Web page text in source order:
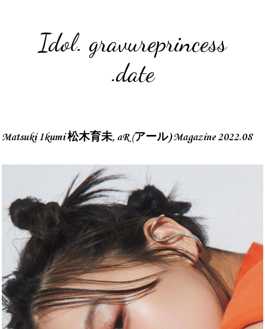
Idol. gravureprincess
.date
Matsuki Ikumi 松木育未, aR (アール) Magazine 2022.08